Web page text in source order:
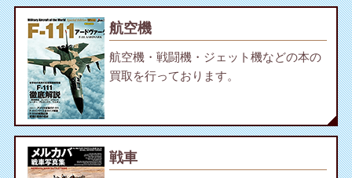
航空機
航空機・戦闘機・ジェット機などの本の
買取を行っております。
戦車